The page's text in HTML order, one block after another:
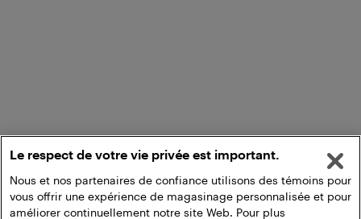
Le respect de votre vie privée est important.
Nous et nos partenaires de confiance utilisons des témoins pour
vous offrir une expérience de magasinage personnalisée et pour
améliorer continuellement notre site Web. Pour plus